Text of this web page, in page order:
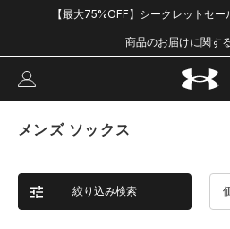
【最大75%OFF】シークレットセ
商品のお届けに関す
メンズ ソックス
絞り込み検索